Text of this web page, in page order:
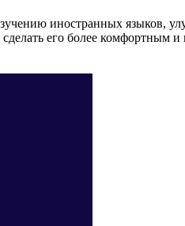
иностранных языков,
его более комфортным